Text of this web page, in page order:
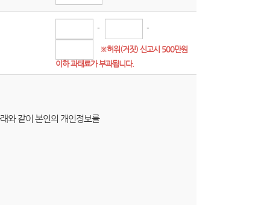
- -
※허위(거짓) 신고시 500만원
이하 과태료가 부과됩니다.
와 같이 본인의 개인정보를